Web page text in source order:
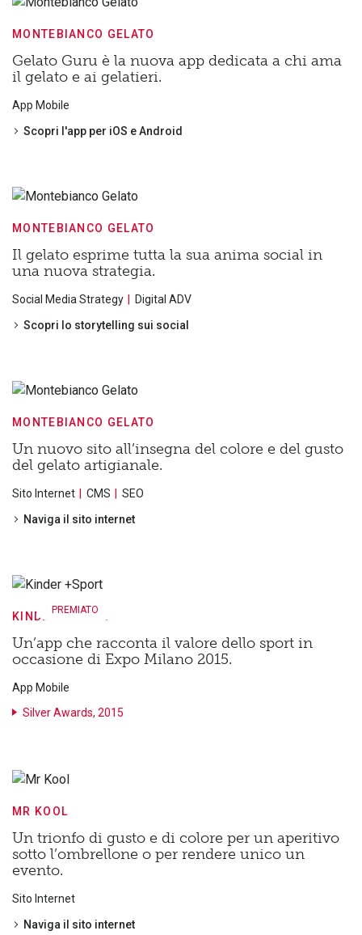
MONTEBIANCO GELATO
Gelato Guru è la nuova app dedicata a chi ama
il gelato e ai gelatieri.
App Mobile
Scopri l'app per iOS e Android
MONTEBIANCO GELATO
Il gelato esprime tutta la sua anima social in
una nuova strategia.
Social Media Strategy
Digital ADV
Scopri lo storytelling sui social
MONTEBIANCO GELATO
Un nuovo sito all’insegna del colore e del gusto
del gelato artigianale.
Sito Internet CMS
SEO
Naviga il sito internet
KINDER +SPORT
Un’app che racconta il valore dello sport in
occasione di Expo Milano 2015.
PREMIATO
App Mobile
Silver Awards, 2015
MR KOOL
Un trionfo di gusto e di colore per un aperitivo
sotto l’ombrellone o per rendere unico un
evento.
Sito Internet
Naviga il sito internet